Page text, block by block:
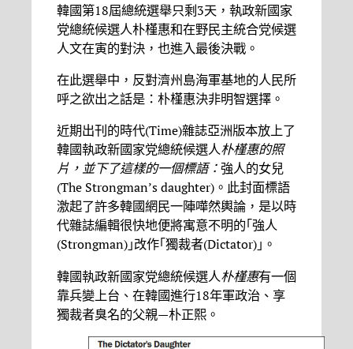
韓國第18屆總統選舉只剩3天，執政新國家
党總統候選人朴槿惠和在野民主統合党候選
人文在寅的對決，也進入最後決戰。
在此選舉中，反對濟州島海軍基地的人民所
呼之欲出之話是：朴槿惠決非明智選擇。
近期出刊的時代(Time)雜誌亞洲版本放上了
韓國執政新國家党總統候選人朴槿惠的照
片，並下了這樣的一個標語：強人的女兒
(The Strongman’s daughter)。此封面標語
激起了許多韓國網民一陣嘩然輿論，是以時
代雜誌編輯很快地便將寓意不明的｢強人
(Strongman)｣改作｢獨裁者(Dictator)｣。
韓國執政新國家党總統候選人朴槿惠有一個
靠兵變上台、在韓國進行18年軍政治、享
獨裁者臭名的父親—朴正熙。